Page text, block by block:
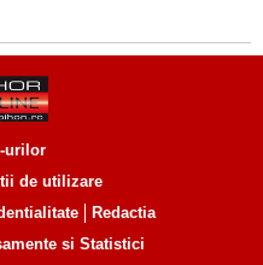
urilor
de utilizare
Redactia